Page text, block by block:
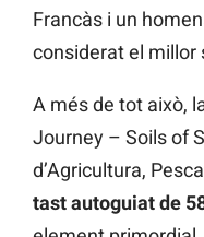
Francàs i un
considerat el millor
A més de tot això,
Journey – Soils of
d’Agricultura,
tast autoguiat de